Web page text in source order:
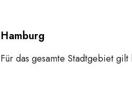
Hamburg
Für das gesamte Stadtgebiet